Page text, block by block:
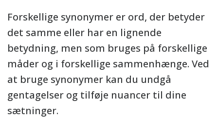
Forskellige synonymer er ord, der betyder
det samme eller har en lignende
betydning, men som bruges på forskellige
måder og i forskellige sammenhænge. Ved
at bruge synonymer kan du undgå
gentagelser og tilføje nuancer til dine
sætninger.